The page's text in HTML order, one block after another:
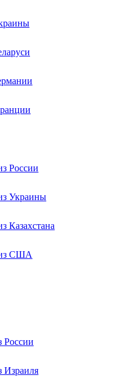
России
Украины
Казахстана
из США
России
Израиля